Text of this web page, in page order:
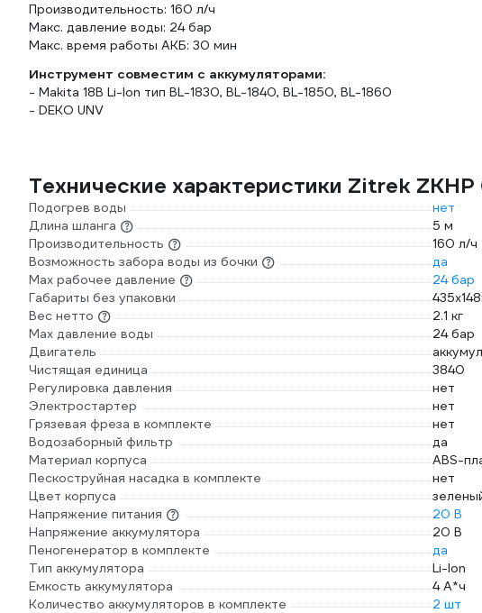
Производительность: 160 л/ч
Макс. давление воды: 24 бар
Макс. время работы АКБ: 30 мин
Инструмент совместим с аккумуляторами:
- Makita 18В Li-Ion тип BL-1830, BL-1840, BL-1850, BL-1860
- DEKO UNV
Технические характеристики Zitrek
Подогрев воды
нет
Длина шланга
5 м
Производительность
160 л/ч
Возможность забора воды из бочки
да
Мах рабочее давление
24 бар
Габариты без упаковки
Вес нетто
2.1 кг
Max давление воды
24 бар
Двигатель
Чистящая единица
3840
Регулировка давления
нет
Электростартер
нет
Грязевая фреза в комплекте
нет
Водозаборный фильтр
да
Материал корпуса
ABS-
Пескоструйная насадка в комплекте
нет
Цвет корпуса
Напряжение питания
20 В
Напряжение аккумулятора
20 В
Пеногенератор в комплекте
да
Тип аккумулятора
Li-Ion
Емкость аккумулятора
4 А*ч
Количество аккумуляторов в комплекте
2 шт